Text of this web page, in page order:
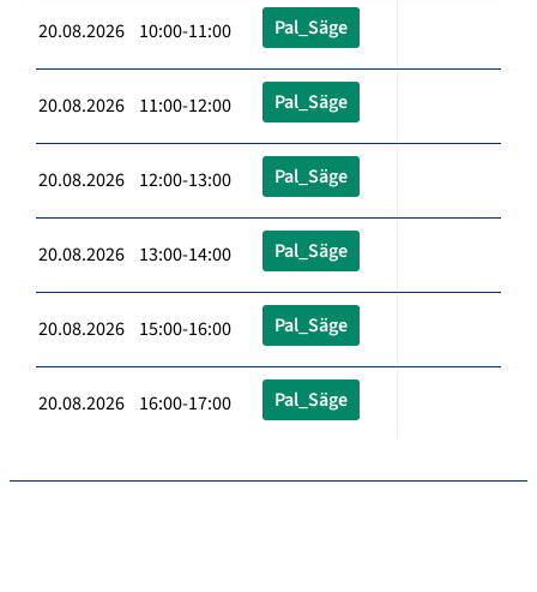
20.08.2026 10:00-11:00 Pal_Säge
20.08.2026 11:00-12:00 Pal_Säge
20.08.2026 12:00-13:00 Pal_Säge
20.08.2026 13:00-14:00 Pal_Säge
20.08.2026 15:00-16:00 Pal_Säge
20.08.2026 16:00-17:00 Pal_Säge